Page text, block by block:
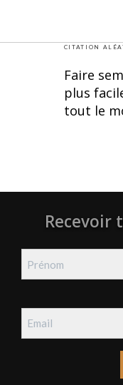
CITATION
Faire
plus
tout le
Recevoir